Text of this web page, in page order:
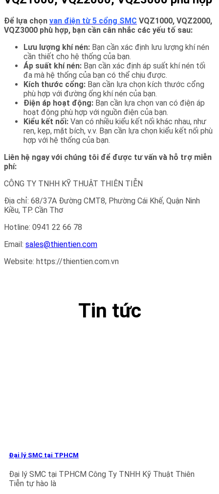
Để lựa chọn van điện từ 5 cổng SMC VQZ1000, VQZ2000,
VQZ3000 phù hợp, bạn cần cân nhắc các yếu tố sau:
Lưu lượng khí nén: Bạn cần xác định lưu lượng khí nén
cần thiết cho hệ thống của bạn.
Áp suất khí nén: Bạn cần xác định áp suất khí nén tối
đa mà hệ thống của bạn có thể chịu được.
Kích thước cổng: Bạn cần lựa chọn kích thước cổng
phù hợp với đường ống khí nén của bạn.
Điện áp hoạt động: Bạn cần lựa chọn van có điện áp
hoạt động phù hợp với nguồn điện của bạn.
Kiểu kết nối: Van có nhiều kiểu kết nối khác nhau, như
ren, kẹp, mặt bích, v.v. Bạn cần lựa chọn kiểu kết nối phù
hợp với hệ thống của bạn.
Liên hệ ngay với chúng tôi để được tư vấn và hỗ trợ miễn
phí:
CÔNG TY TNHH KỸ THUẬT THIÊN TIỄN
Địa chỉ: 68/37A Đường CMT8, Phường Cái Khế, Quận Ninh
Kiều, TP. Cần Thơ
Hotline: 0941 22 66 78
Email: sales@thientien.com
Website: https://thientien.com.vn
Tin tức
Đại lý SMC tại TPHCM
Đại lý SMC tại TPHCM Công Ty TNHH Kỹ Thuật Thiên
Tiễn tự hào là